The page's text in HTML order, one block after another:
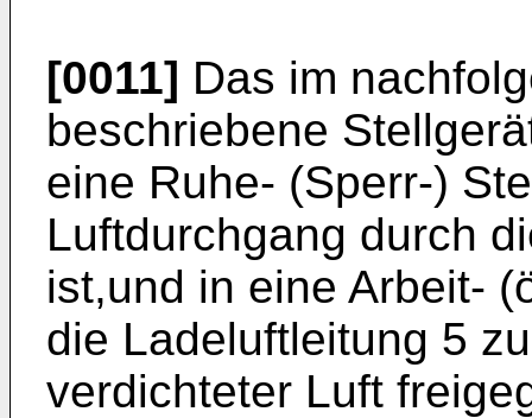
[0011] Das im
beschriebene
eine Ruhe- (Sperr-)
Luftdurchgang durch
ist,und in eine Arbeit-
die Ladeluftleitung 5
verdichteter Luft